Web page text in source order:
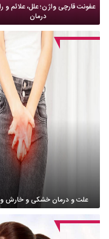
عفونت قارچی واژن؛ علل، علائم و
درمان
علت و درمان خشکی و خارش